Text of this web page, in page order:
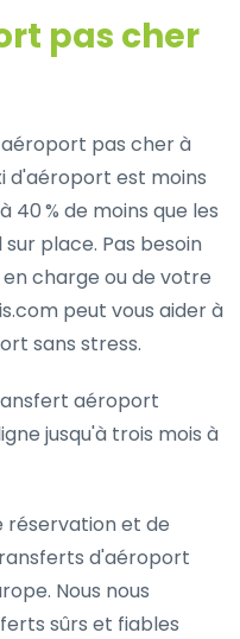
pas cher
pas cher à
d'aéroport est moins
40 % de moins que les
place. Pas besoin
charge ou de votre
peut vous aider à
sans stress.
aéroport
jusqu'à trois mois à
réservation et de
d'aéroport
Nous nous
sûrs et fiables